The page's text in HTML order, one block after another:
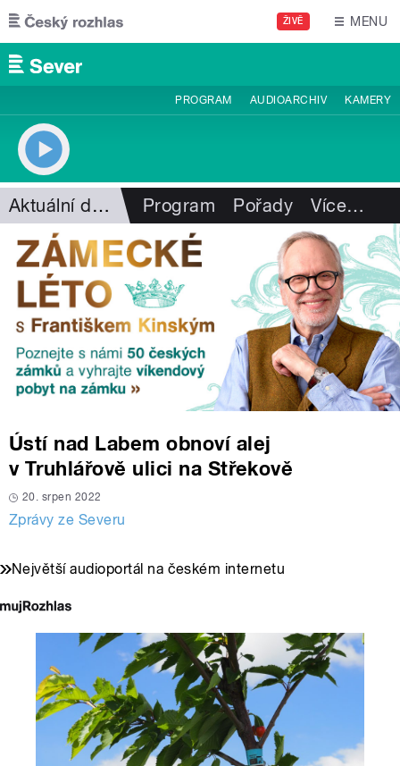
Přejít k hlavnímu obsahu
ŽIVĚ MENU
PROGRAM AUDIOARCHIV KAMERY
Aktuální dění Program Pořady Více…
Ústí nad Labem obnoví alej
v Truhlářově ulici na Střekově
20. srpen 2022
Zprávy ze Severu
Největší audioportál na českém internetu